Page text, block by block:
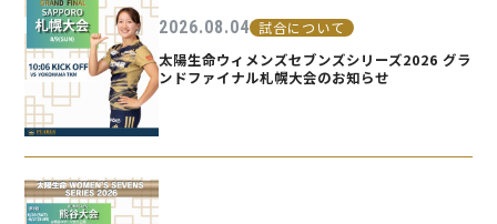
2026.08.04 試合について
太陽生命ウィメンズセブンズシリーズ2026 グラ
ンドファイナル札幌大会のお知らせ